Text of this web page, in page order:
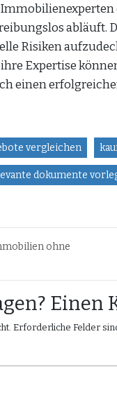
abläuft.
Risiken
Expertise
einen
vergleichen
dokumente
ohne
Erforderliche Felder